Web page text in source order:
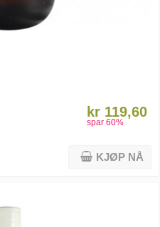
kr 119,60
spar 60%
KJØP NÅ